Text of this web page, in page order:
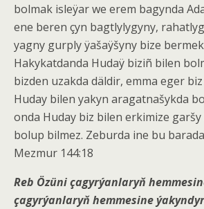
bolmak isleÿar we erem bagynda
ene beren çyn bagtlylygyny,
yagny gurply ÿašaÿšyny bize
Hakykatdanda Hudaÿ biziñ bilen
bizden uzakda däldir, emma eger
Huday bilen yakyn aragatnašykda
onda Huday biz bilen erkimize
bolup bilmez. Zeburda ine bu
Mezmur 144:18
Reb Özüni çagyrýanlaryň
çagyrýanlaryň hemmesine